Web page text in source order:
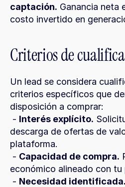
captación. Ganancia neta
costo invertido en
Criterios de
Un lead se considera
criterios específicos que
disposición a comprar:
- Interés explícito.
descarga de ofertas de
plataforma.
- Capacidad de compra.
económico alineado con
- Necesidad identificada.